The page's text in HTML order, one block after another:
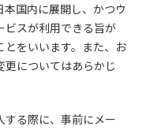
国内に展開し、かつウ
ビスが利用できる旨が
をいいます。また、お
についてはあらかじ
する際に、事前にメー